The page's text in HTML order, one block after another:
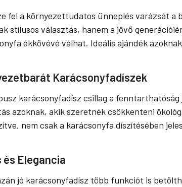
fel a környezettudatos ünneplés varázsát
stílusos választás, hanem a jövő
ékkövévé válhat. Ideális ajándék
Karácsonyfadíszek
karácsonyfadísz csillag a
azoknak, akik szeretnék csökkenteni
nem csak a karácsonyfa díszítésében
és Elegancia
jó karácsonyfadísz több funkciót is